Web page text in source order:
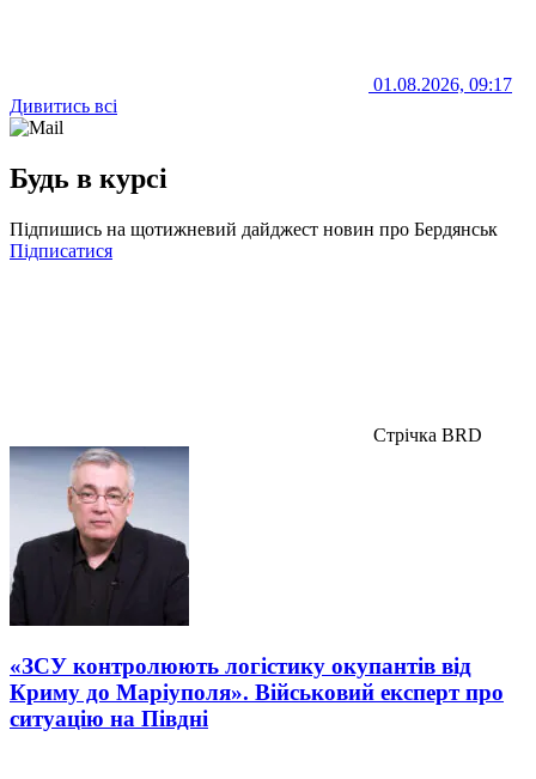
01.08.2026, 09:17
Дивитись всі
Будь в курсі
Підпишись на щотижневий дайджест новин про Бердянськ
Підписатися
Стрічка BRD
«ЗСУ контролюють логістику окупантів від
Криму до Маріуполя». Військовий експерт про
ситуацію на Півдні